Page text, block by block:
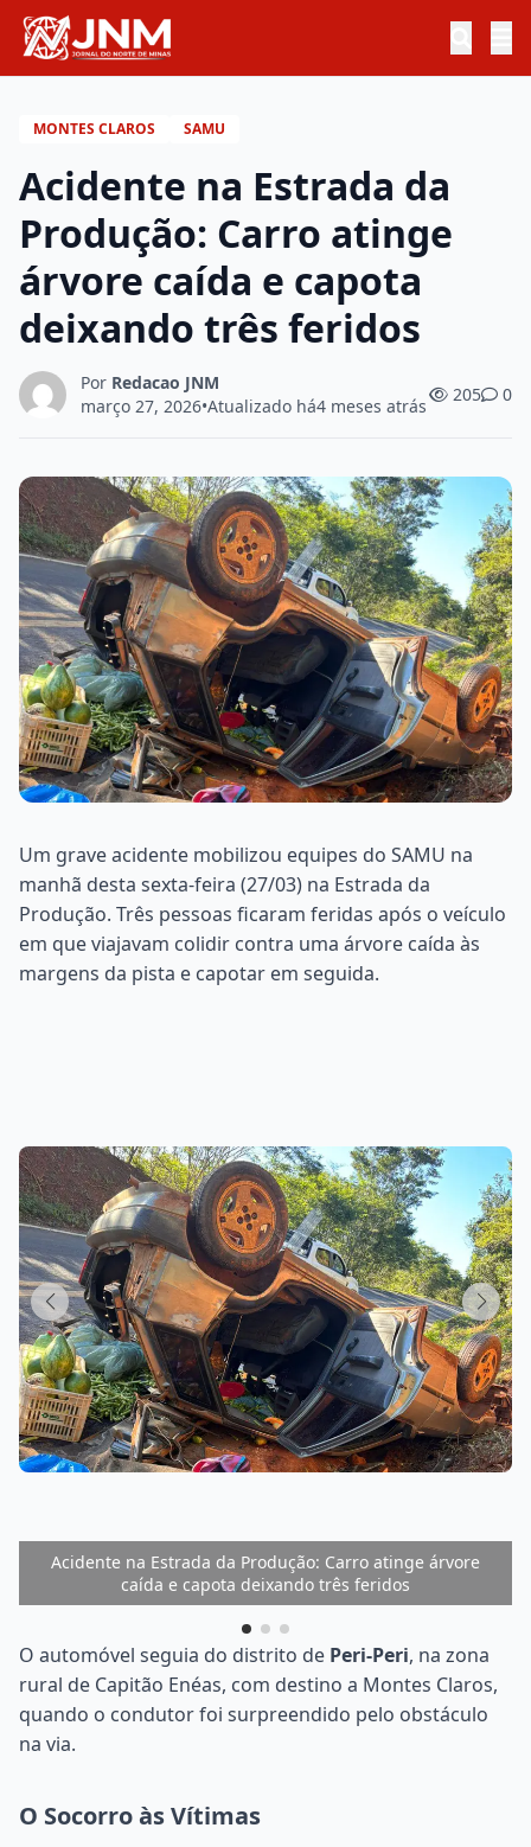
MONTES CLAROS SAMU
Acidente na Estrada da
Produção: Carro atinge
árvore caída e capota
deixando três feridos
Por Redacao JNM
março 27, 2026•Atualizado há4 meses atrás
205 0
Um grave acidente mobilizou equipes do SAMU na
manhã desta sexta-feira (27/03) na Estrada da
Produção. Três pessoas ficaram feridas após o veículo
em que viajavam colidir contra uma árvore caída às
margens da pista e capotar em seguida.
Acidente na Estrada da Produção: Carro atinge árvore
caída e capota deixando três feridos
O automóvel seguia do distrito de Peri-Peri, na zona
rural de Capitão Enéas, com destino a Montes Claros,
quando o condutor foi surpreendido pelo obstáculo
na via.
O Socorro às Vítimas